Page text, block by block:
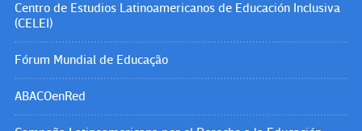
Centro de Estudios Latinoamericanos de Educación Inclusiva
(CELEI)
Fórum Mundial de Educação
ABACOenRed